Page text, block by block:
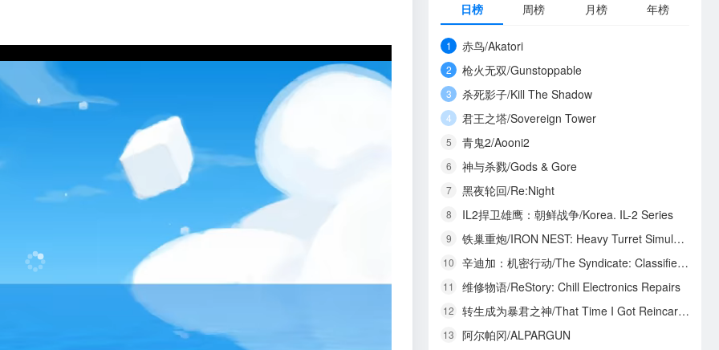
日榜 周榜 月榜 年榜
1 赤鸟/Akatori
2 枪火无双/Gunstoppable
3 杀死影子/Kill The Shadow
4 君王之塔/Sovereign Tower
5 青鬼2/Aooni2
6 神与杀戮/Gods & Gore
7 黑夜轮回/Re:Night
8 IL2捍卫雄鹰：朝鲜战争/Korea. IL-2 Series
9 铁巢重炮/IRON NEST: Heavy Turret Simulator
10 辛迪加：机密行动/The Syndicate: Classified Operations
11 维修物语/ReStory: Chill Electronics Repairs
12 转生成为暴君之神/That Time I Got Reincarnated as a Tyrant God
13 阿尔帕冈/ALPARGUN